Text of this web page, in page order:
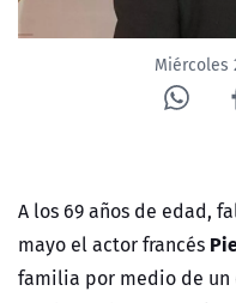
CANAL DE DENUNCIAS
ÁREA DE PROYECTOS
Miércoles
A los 69 años de edad,
mayo el actor francés
familia por medio de